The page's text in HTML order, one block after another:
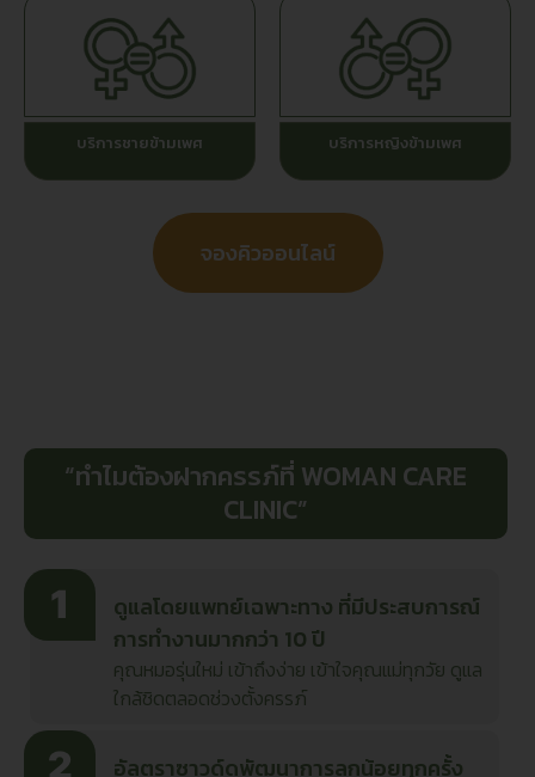
บริการชายข้ามเพศ บริการหญิงข้ามเพศ
จองคิวออนไลน์
“ทำไมต้องฝากครรภ์ที่ WOMAN CARE
CLINIC”
ดูแลโดยแพทย์เฉพาะทาง ที่มีประสบการณ์
การทำงานมากกว่า 10 ปี
คุณหมอรุ่นใหม่ เข้าถึงง่าย เข้าใจคุณแม่ทุกวัย ดูแล
ใกล้ชิดตลอดช่วงตั้งครรภ์
อัลตราซาวด์ดูพัฒนาการลูกน้อยทุกครั้ง